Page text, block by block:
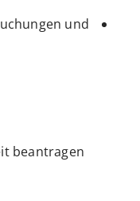
und
beantragen.